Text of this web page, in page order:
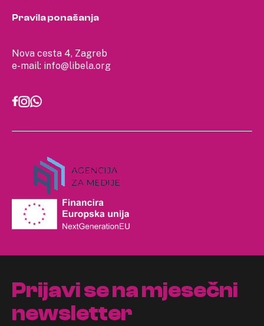
Nova cesta 4, Zagreb
e-mail: info@libela.org
Pravila ponašanja
Prijavi se na mjesečni
newsletter